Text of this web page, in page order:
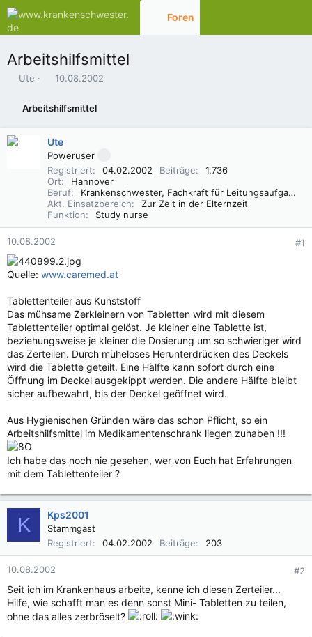
Foren
Arbeitshilfsmittel
E
e
Ute
E
s
t
e
l
l
a
m
10.08.2002
Arbeitshilfsmittel
Ute
Poweruser
Registriert
04.02.2002 Beiträge
1.736
Ort
Hannover
Beruf
Krankenschwester, Fachkraft für Leitungsaufgaben in der Pflege (FLP)
Akt. Einsatzbereich
Zur Zeit in der Elternzeit
Funktion
Study nurse
10.08.2002 #1
Quelle: www.caremed.at
Tablettenteiler aus Kunststoff
Das mühsame Zerkleinern von Tabletten wird mit diesem
Tablettenteiler optimal gelöst. Je kleiner eine Tablette ist,
beziehungsweise je kleiner die Dosierung um so schwieriger wird
das Zerteilen. Durch müheloses Herunterdrücken des Deckels
wird die Tablette geteilt. Eine Hälfte kann sofort durch eine
Öffnung im Deckel ausgekippt werden. Die andere Hälfte bleibt
sicher aufbewahrt, bis der Deckel geöffnet wird.
Aus Hygienischen Gründen wäre das schon Pflicht, so ein
Arbeitshilfsmittel im Medikamentenschrank liegen zuhaben !!!
Ich habe das noch nie gesehen, wer von Euch hat Erfahrungen
mit dem Tablettenteiler ?
K Kps2001
Stammgast
Registriert
04.02.2002 Beiträge 203
10.08.2002 #2
Seit ich im Krankenhaus arbeite, kenne ich diesen Zerteiler...
Hilfe, wie schafft man es denn sonst Mini- Tabletten zu teilen,
ohne das alles zerbröselt?